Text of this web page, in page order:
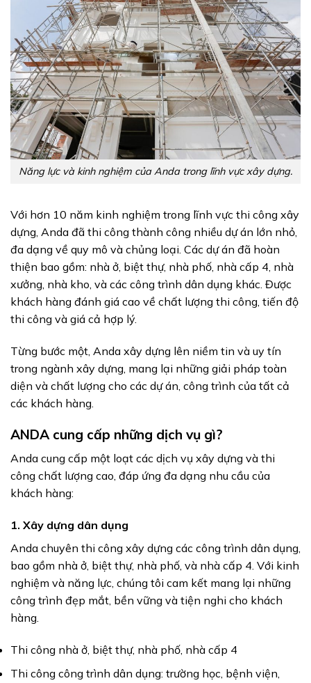
Năng lực và kinh nghiệm của Anda trong lĩnh vực xây dựng.
Với hơn 10 năm kinh nghiệm trong lĩnh vực thi công xây
dựng, Anda đã thi công thành công nhiều dự án lớn nhỏ,
đa dạng về quy mô và chủng loại. Các dự án đã hoàn
thiện bao gồm: nhà ở, biệt thự, nhà phố, nhà cấp 4, nhà
xưởng, nhà kho, và các công trình dân dụng khác. Được
khách hàng đánh giá cao về chất lượng thi công, tiến độ
thi công và giá cả hợp lý.
Từng bước một, Anda xây dựng lên niềm tin và uy tín
trong ngành xây dựng, mang lại những giải pháp toàn
diện và chất lượng cho các dự án, công trình của tất cả
các khách hàng.
ANDA cung cấp những dịch vụ gì?
Anda cung cấp một loạt các dịch vụ xây dựng và thi
công chất lượng cao, đáp ứng đa dạng nhu cầu của
khách hàng:
1. Xây dựng dân dụng
Anda chuyên thi công xây dựng các công trình dân dụng,
bao gồm nhà ở, biệt thự, nhà phố, và nhà cấp 4. Với kinh
nghiệm và năng lực, chúng tôi cam kết mang lại những
công trình đẹp mắt, bền vững và tiện nghi cho khách
hàng.
Thi công nhà ở, biệt thự, nhà phố, nhà cấp 4
Thi công công trình dân dụng: trường học, bệnh viện,